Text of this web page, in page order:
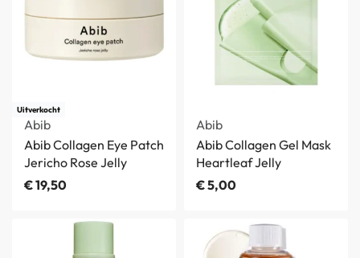
Uitverkocht
Abib
Abib Collagen Eye Patch
Jericho Rose Jelly
€19,50
Abib
Abib Collagen Gel Mask
Heartleaf Jelly
€5,00